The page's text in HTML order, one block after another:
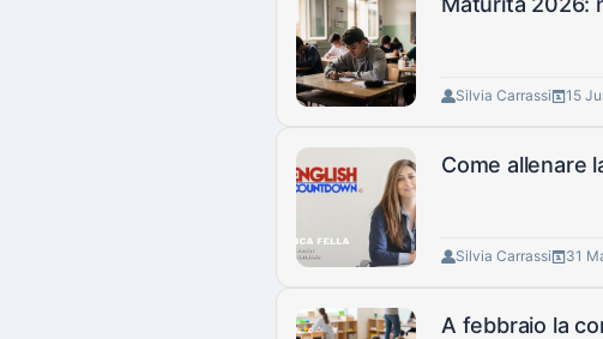
Silvia Carrassi 15
Come allenare
Silvia Carrassi 31
A febbraio la